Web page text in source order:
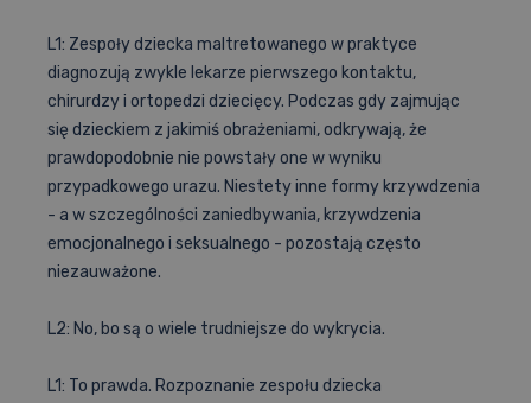
L1: Zespoły dziecka maltretowanego w praktyce
diagnozują zwykle lekarze pierwszego kontaktu,
chirurdzy i ortopedzi dziecięcy. Podczas gdy zajmując
się dzieckiem z jakimiś obrażeniami, odkrywają, że
prawdopodobnie nie powstały one w wyniku
przypadkowego urazu. Niestety inne formy krzywdzenia
- a w szczególności zaniedbywania, krzywdzenia
emocjonalnego i seksualnego - pozostają często
niezauważone.
L2: No, bo są o wiele trudniejsze do wykrycia.
L1: To prawda. Rozpoznanie zespołu dziecka